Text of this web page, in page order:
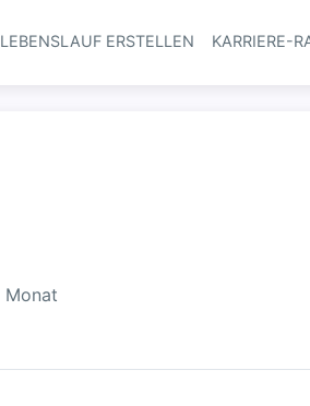
Haupt-
LEBENSLAUF ERSTELLEN KARRIERE-
:
Monat